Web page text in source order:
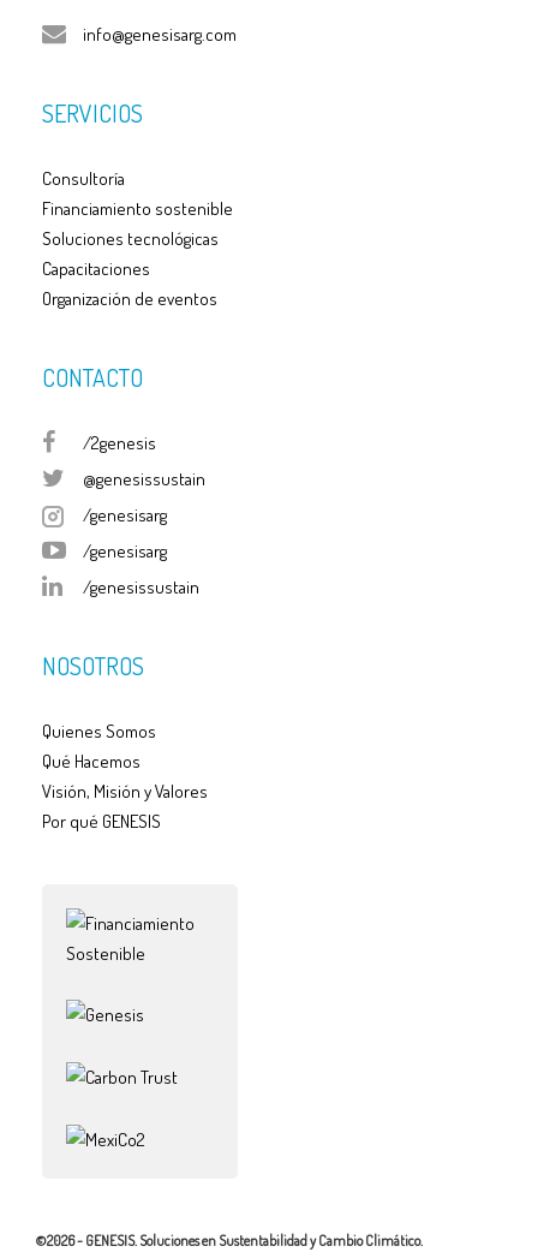
info@genesisarg.com
SERVICIOS
Consultoría
Financiamiento sostenible
Soluciones tecnológicas
Capacitaciones
Organización de eventos
CONTACTO
/2genesis
@genesissustain
/genesisarg
/genesisarg
/genesissustain
NOSOTROS
Quienes Somos
Qué Hacemos
Visión, Misión y Valores
Por qué GENESIS
©2026 - GENESIS. Soluciones en Sustentabilidad y Cambio Climático.